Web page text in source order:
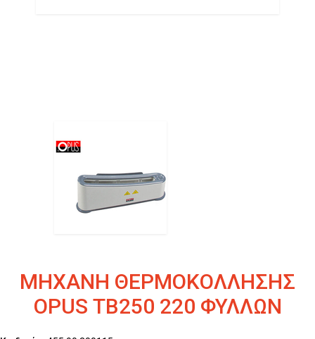
ΜΗΧΑΝΗ ΘΕΡΜΟΚΟΛΛΗΣΗΣ
OPUS ΤΒ250 220 ΦΥΛΛΩΝ